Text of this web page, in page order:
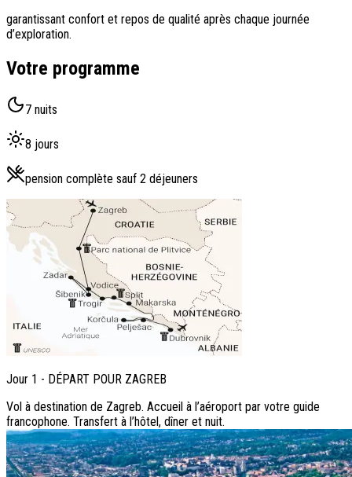
garantissant confort et repos de qualité après chaque journée
d’exploration.
Votre programme
7 nuits
8 jours
pension complète sauf 2 déjeuners
Jour 1 - DÉPART POUR ZAGREB
Vol à destination de Zagreb. Accueil à l’aéroport par votre guide
francophone. Transfert à l’hôtel, dîner et nuit.